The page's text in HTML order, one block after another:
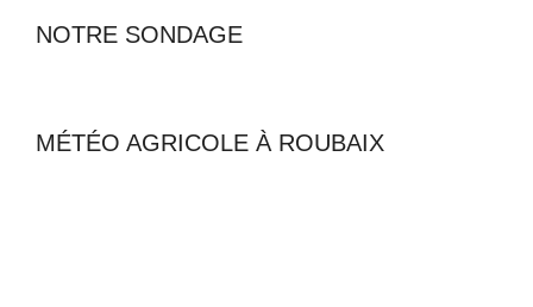
NOTRE SONDAGE
MÉTÉO AGRICOLE À ROUBAIX